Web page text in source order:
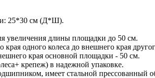
25*30 см (Д*Ш).
увеличения длины площадки до 50 см.
одного колеса до внешнего края
края основной площадки - 50 см.
крепеж) в надежной упаковке.
имеет стальной прессованный